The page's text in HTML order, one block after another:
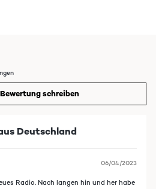
schreiben
Deutschland
06/04/2023
Radio. Nach langen hin und her habe